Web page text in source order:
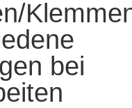
bei